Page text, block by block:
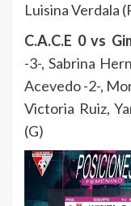
Luisina Verdala
C.A.C.E 0 vs
-3-, Sabrina
Acevedo -2-,
Victoria Ruiz,
(G)